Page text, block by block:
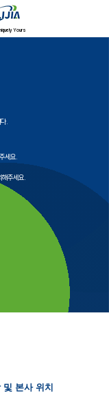
Yours
.
세요.
해주세요.
본사 위치